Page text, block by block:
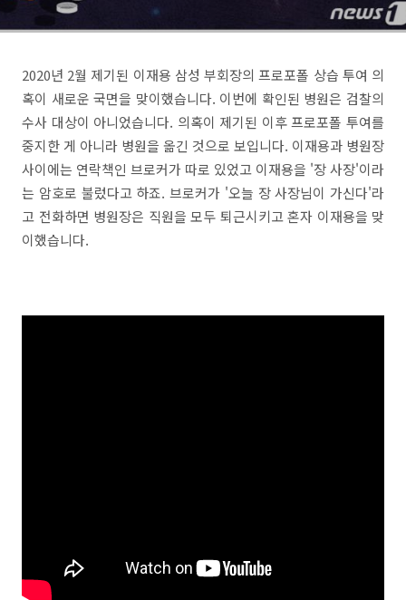
2020년 2월 제기된 이재용 삼성 부회장의 프로포폴 상습 투여 의
혹이 새로운 국면을 맞이했습니다. 이번에 확인된 병원은 검찰의
수사 대상이 아니었습니다. 의혹이 제기된 이후 프로포폴 투여를
중지한 게 아니라 병원을 옮긴 것으로 보입니다. 이재용과 병원장
사이에는 연락책인 브로커가 따로 있었고 이재용을 '장 사장'이라
는 암호로 불렀다고 하죠. 브로커가 '오늘 장 사장님이 가신다'라
고 전화하면 병원장은 직원을 모두 퇴근시키고 혼자 이재용을 맞
이했습니다.